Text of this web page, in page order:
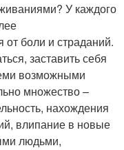
У каждого
от боли и страданий.
заставить себя
возможными
множество –
нахождения
влипание в новые
людьми,